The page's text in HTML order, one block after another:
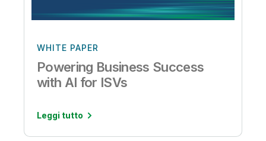
WHITE PAPER
Powering Business Success
with AI for ISVs
Leggi tutto